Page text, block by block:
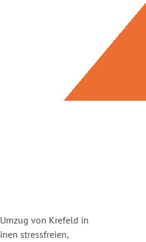
von Krefeld in
stressfreien,